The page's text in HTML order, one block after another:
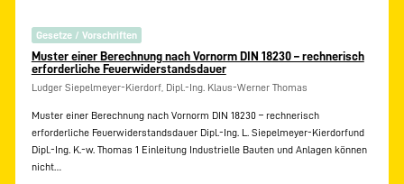
Gesetze / Vorschriften
Muster einer Berechnung nach Vornorm DIN 18230 – rechnerisch
erforderliche Feuerwiderstandsdauer
Ludger Siepelmeyer-Kierdorf, Dipl.-Ing. Klaus-Werner Thomas
Muster einer Berechnung nach Vornorm DIN 18230 – rechnerisch
erforderliche Feuerwiderstandsdauer Dipl.-Ing. L. Siepelmeyer-Kierdorfund
Dipl.-Ing. K.-w. Thomas 1 Einleitung Industrielle Bauten und Anlagen können
nicht…